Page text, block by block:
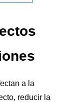
a la
reducir la